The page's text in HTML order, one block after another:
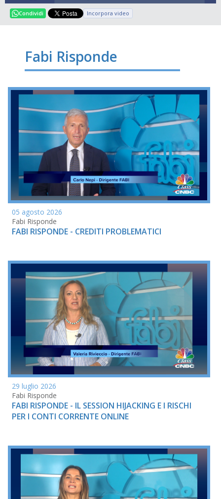
Condividi Incorpora video
Fabi Risponde
05 agosto 2026
Fabi Risponde
FABI RISPONDE - CREDITI PROBLEMATICI
29 luglio 2026
Fabi Risponde
FABI RISPONDE - IL SESSION HIJACKING E I RISCHI
PER I CONTI CORRENTE ONLINE